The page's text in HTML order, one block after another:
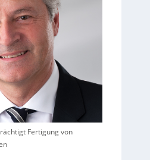
Fertigung von